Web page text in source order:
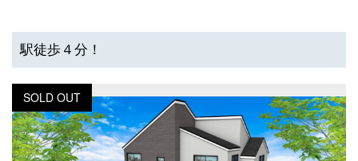
駅徒歩４分！
SOLD OUT